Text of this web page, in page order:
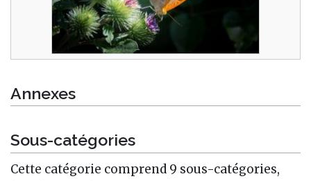
Annexes
Sous-catégories
Cette catégorie comprend 9 sous-catégories,